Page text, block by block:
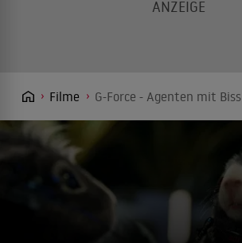
Filme G-Force - Agenten mit Biss